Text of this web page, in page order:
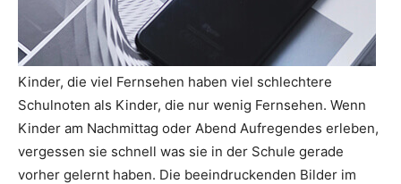
Kinder, die viel Fernsehen haben viel schlechtere
Schulnoten als Kinder, die nur wenig Fernsehen. Wenn
Kinder am Nachmittag oder Abend Aufregendes erleben,
vergessen sie schnell was sie in der Schule gerade
vorher gelernt haben. Die beeindruckenden Bilder im